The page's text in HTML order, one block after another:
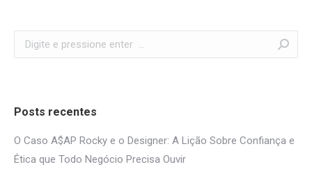
Search:
Posts recentes
O Caso A$AP Rocky e o Designer: A Lição Sobre Confiança e
Ética que Todo Negócio Precisa Ouvir